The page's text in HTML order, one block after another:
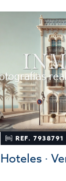
REF. 7938791
Hoteles ·